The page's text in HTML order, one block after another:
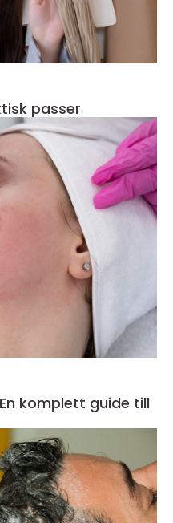
passer
komplett guide till